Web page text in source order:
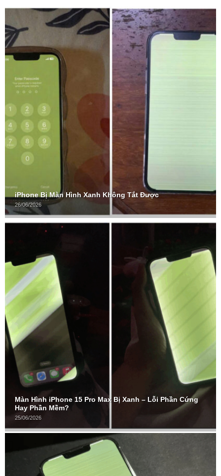
iPhone Bị Màn Hình Xanh Không Tắt Được
26/06/2026
Màn Hình iPhone 15 Pro Max Bị Xanh – Lỗi Phần Cứng
Hay Phần Mềm?
25/06/2026